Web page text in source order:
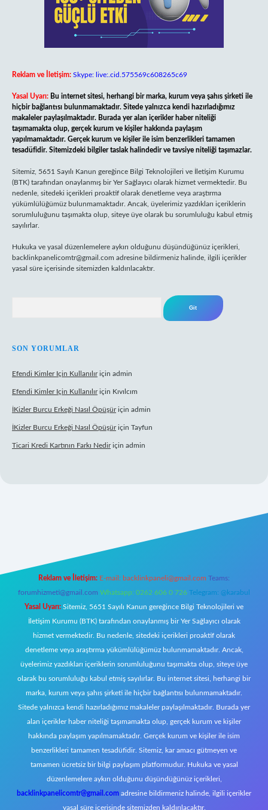
Reklam ve İletişim: Skype: live:.cid.575569c608265c69
Yasal Uyarı: Bu internet sitesi, herhangi bir marka, kurum veya şahıs şirketi ile
hiçbir bağlantısı bulunmamaktadır. Sitede yalnızca kendi hazırladığımız
makaleler paylaşılmaktadır. Burada yer alan içerikler haber niteliği
taşımamakta olup, gerçek kurum ve kişiler hakkında paylaşım
yapılmamaktadır. Gerçek kurum ve kişiler ile isim benzerlikleri tamamen
tesadüfidir. Sitemizdeki bilgiler taslak halindedir ve tavsiye niteliği taşımazlar.
Sitemiz, 5651 Sayılı Kanun gereğince Bilgi Teknolojileri ve İletişim Kurumu
(BTK) tarafından onaylanmış bir Yer Sağlayıcı olarak hizmet vermektedir. Bu
nedenle, sitedeki içerikleri proaktif olarak denetleme veya araştırma
yükümlülüğümüz bulunmamaktadır. Ancak, üyelerimiz yazdıkları içeriklerin
sorumluluğunu taşımakta olup, siteye üye olarak bu sorumluluğu kabul etmiş
sayılırlar.
Hukuka ve yasal düzenlemelere aykırı olduğunu düşündüğünüz içerikleri,
backlinkpanelicomtr@gmail.com adresine bildirmeniz halinde, ilgili içerikler
yasal süre içerisinde sitemizden kaldırılacaktır.
SON YORUMLAR
Efendi Kimler Için Kullanılıriçin admin
Efendi Kimler Için Kullanılıriçin Kıvılcım
İKizler Burcu Erkeği Nasıl Öpüşüriçin admin
İKizler Burcu Erkeği Nasıl Öpüşüriçin Tayfun
Ticari Kredi Kartının Farkı Nediriçin admin
Reklam ve İletişim: E-mail: backlinkpaneli@gmail.com Teams:
forumhizmeti@gmail.com Whatsapp: 0262 606 0 726 Telegram: @karabul
Yasal Uyarı: Sitemiz, 5651 Sayılı Kanun gereğince Bilgi Teknolojileri ve
İletişim Kurumu (BTK) tarafından onaylanmış bir Yer Sağlayıcı olarak
hizmet vermektedir. Bu nedenle, sitedeki içerikleri proaktif olarak
denetleme veya araştırma yükümlülüğümüz bulunmamaktadır. Ancak,
üyelerimiz yazdıkları içeriklerin sorumluluğunu taşımakta olup, siteye üye
olarak bu sorumluluğu kabul etmiş sayılırlar. Bu internet sitesi, herhangi bir
marka, kurum veya şahıs şirketi ile hiçbir bağlantısı bulunmamaktadır.
Sitede yalnızca kendi hazırladığımız makaleler paylaşılmaktadır. Burada yer
alan içerikler haber niteliği taşımamakta olup, gerçek kurum ve kişiler
hakkında paylaşım yapılmamaktadır. Gerçek kurum ve kişiler ile isim
benzerlikleri tamamen tesadüfidir. Sitemiz, kar amacı gütmeyen ve
tamamen ücretsiz bir bilgi paylaşım platformudur. Hukuka ve yasal
düzenlemelere aykırı olduğunu düşündüğünüz içerikleri,
backlinkpanelicomtr@gmail.com adresine bildirmeniz halinde, ilgili içerikler
yasal süre içerisinde sitemizden kaldırılacaktır.